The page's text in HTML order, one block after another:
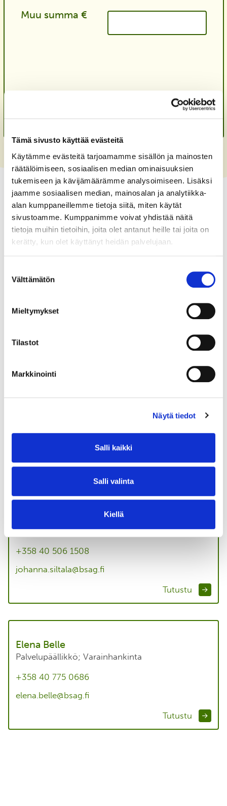
Tämä sivusto käyttää evästeitä
Käytämme evästeitä tarjoamamme sisällön ja mainosten
räätälöimiseen, sosiaalisen median ominaisuuksien
tukemiseen ja kävijämäärämme analysoimiseen. Lisäksi
jaamme sosiaalisen median, mainosalan ja analytiikka-
alan kumppaneillemme tietoja siitä, miten käytät
sivustoamme. Kumppanimme voivat yhdistää näitä
tietoja muihin tietoihin, joita olet antanut heille tai joita on
kerätty, kun olet käyttänyt heidän palvelujaan.
valinta
Välttämätön
Mieltymykset
Tilastot
Markkinointi
Näytä tiedot
Salli kaikki
Salli valinta
Kiellä
*
lahjoitus on tuloverolain 57 §:n
Mitä hyötyä yritykselle on lahjoituksesta
OTA YHTEYTTÄ
Johanna Siltala
+358 40 506 1508
johanna.siltala@bsag.fi
Elena Belle
+358 40 775 0686